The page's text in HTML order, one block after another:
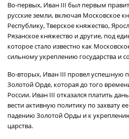
Во-первых, Иван III был первым
русские земли, включая Московское
Республику, Тверское княжество,
Рязанское княжество и другие, под
которое стало известно как
сильному укреплению государства и
Во-вторых, Иван III провел успешную
Золотой Орде, которая до того
России. Иван III отказался платить
вести активную политику по захвату
падению Золотой Орды и к
царства.